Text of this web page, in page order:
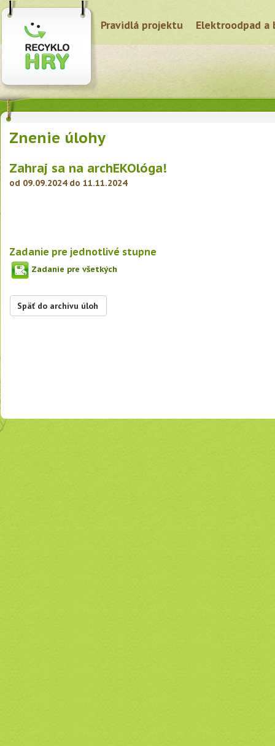
Pravidlá projektu Elektroodpad a
Znenie úlohy
Zahraj sa na archEKOlóga!
od 09.09.2024 do 11.11.2024
Zadanie pre jednotlivé stupne
Zadanie pre všetkých
Späť do archívu úloh